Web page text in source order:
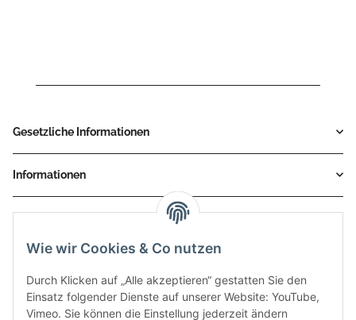
Wie wir Cookies & Co nutzen
Durch Klicken auf „Alle akzeptieren“ gestatten Sie den
Einsatz folgender Dienste auf unserer Website: YouTube,
Vimeo. Sie können die Einstellung jederzeit ändern
Gesetzliche Informationen
Informationen